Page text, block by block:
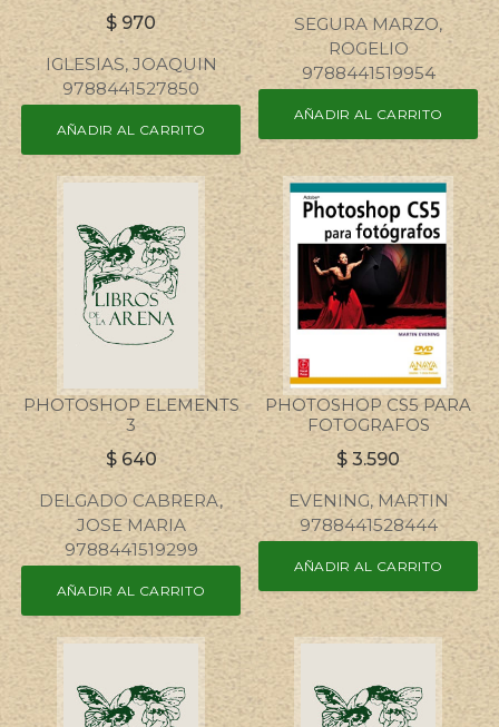
$ 970
IGLESIAS, JOAQUIN
9788441527850
AÑADIR AL CARRITO
SEGURA MARZO,
ROGELIO
9788441519954
AÑADIR AL CARRITO
PHOTOSHOP ELEMENTS
3
$ 640
DELGADO CABRERA,
JOSE MARIA
9788441519299
AÑADIR AL CARRITO
PHOTOSHOP CS5 PARA
FOTOGRAFOS
$ 3.590
EVENING, MARTIN
9788441528444
AÑADIR AL CARRITO